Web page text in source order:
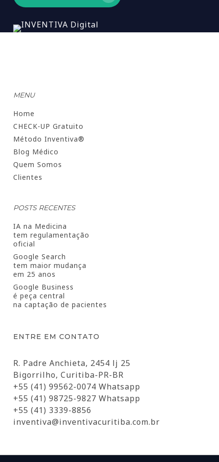
MENU
Home
CHECK-UP Gratuito
Método Inventiva®
Blog Médico
Quem Somos
Clientes
POSTS RECENTES
IA na Medicina
tem regulamentação
oficial
Google Search
tem maior mudança
em 25 anos
Google Business
é peça central
na captação de pacientes
ENTRE EM CONTATO
R. Padre Anchieta, 2454 lj 25
Bigorrilho, Curitiba-PR-BR
+55 (41) 99562-0074 Whatsapp
+55 (41) 98725-9827 Whatsapp
+55 (41) 3339-8856
inventiva@inventivacuritiba.com.br